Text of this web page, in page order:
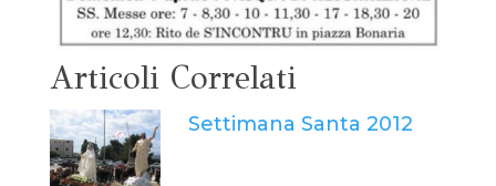
Articoli Correlati
Settimana Santa 2012